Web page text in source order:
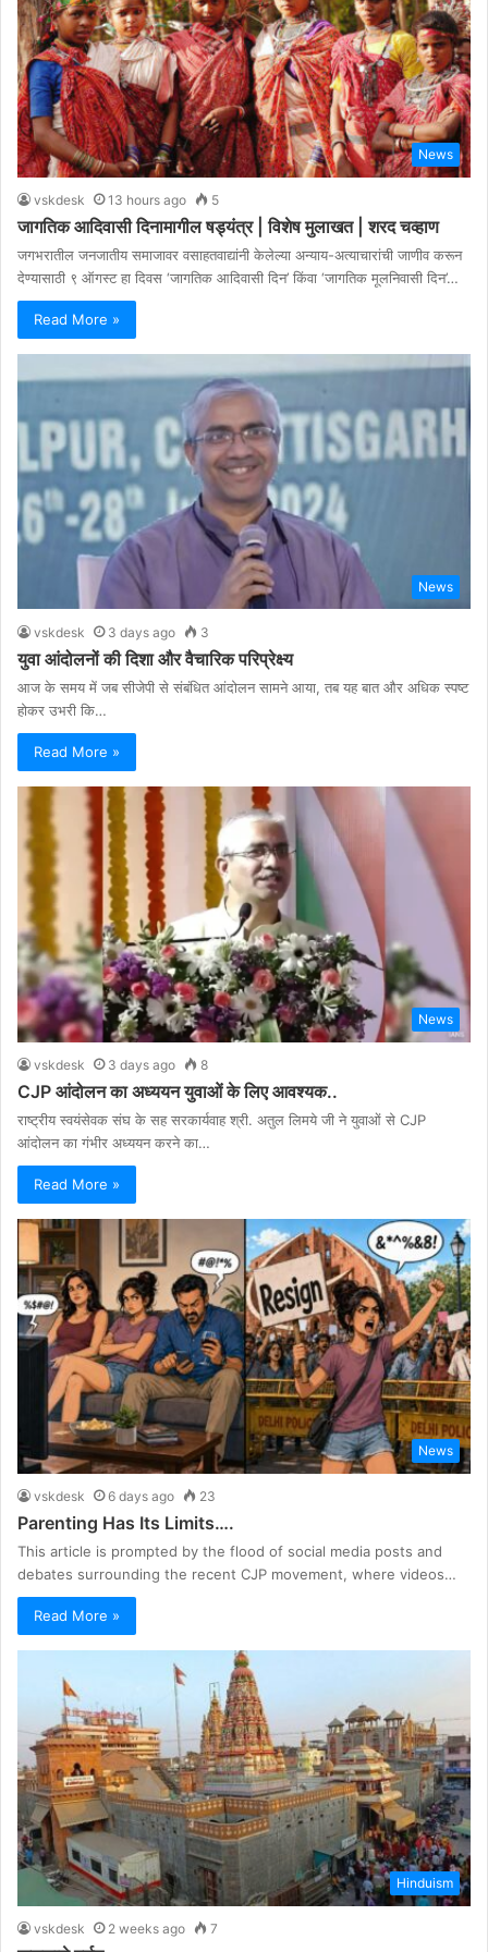
News
vskdesk 13 hours ago 5
जागतिक आदिवासी दिनामागील षड्यंत्र | विशेष मुलाखत | शरद चव्हाण
जगभरातील जनजातीय समाजावर वसाहतवाद्यांनी केलेल्या अन्याय-अत्याचारांची जाणीव करून
देण्यासाठी ९ ऑगस्ट हा दिवस ‘जागतिक आदिवासी दिन’ किंवा ‘जागतिक मूलनिवासी दिन’…
Read More »
News
vskdesk 3 days ago 3
युवा आंदोलनों की दिशा और वैचारिक परिप्रेक्ष्य
आज के समय में जब सीजेपी से संबंधित आंदोलन सामने आया, तब यह बात और अधिक स्पष्ट
होकर उभरी कि…
Read More »
News
vskdesk 3 days ago 8
CJP आंदोलन का अध्ययन युवाओं के लिए आवश्यक..
राष्ट्रीय स्वयंसेवक संघ के सह सरकार्यवाह श्री. अतुल लिमये जी ने युवाओं से CJP
आंदोलन का गंभीर अध्ययन करने का…
Read More »
News
vskdesk 6 days ago 23
Parenting Has Its Limits….
This article is prompted by the flood of social media posts and
debates surrounding the recent CJP movement, where videos…
Read More »
Hinduism
vskdesk 2 weeks ago 7